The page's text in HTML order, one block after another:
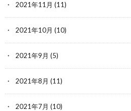
2021年11月 (11)
2021年10月 (10)
2021年9月 (5)
2021年8月 (11)
2021年7月 (10)